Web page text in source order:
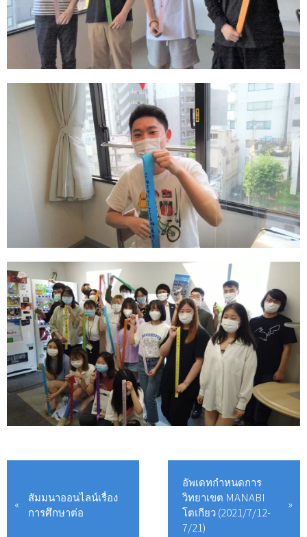
สัมมนาออนไลน์เรื่อง
การศึกษาต่อ
อัพเดทกำหนดการ
วิทยาเขต MANABI
โตเกียว (2021/7/12-
7/21)